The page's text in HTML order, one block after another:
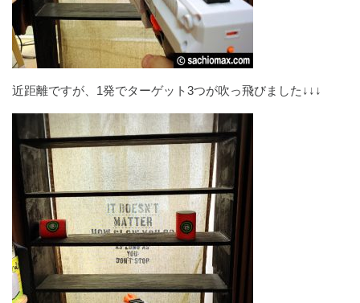
近距離ですが、1発でターゲット3つが吹っ飛びました↓↓↓